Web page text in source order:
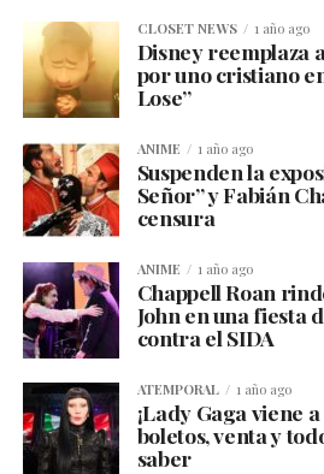
CLOSET NEWS 1 año ago
Disney reemplaza
por uno cristiano
Lose”
ANIME 1 año ago
Suspenden la
Señor” y Fabián
censura
ANIME 1 año ago
Chappell Roan
John en una fiesta
contra el SIDA
ATEMPORAL 1 año ago
¡Lady Gaga viene
boletos, venta y
saber